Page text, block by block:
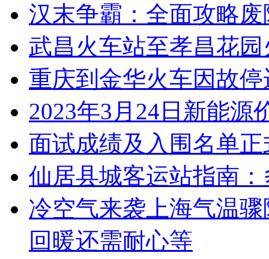
汉末争霸：全面攻略
武昌火车站至孝昌花
重庆到金华火车因故
2023年3月24日新能源
面试成绩及入围名单
仙居县城客运站指南
冷空气来袭上海气温
回暖还需耐心等